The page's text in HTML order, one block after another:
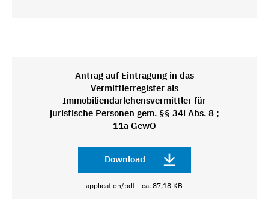
Antrag auf Eintragung in das
Vermittlerregister als
Immobiliendarlehensvermittler für
juristische Personen gem. §§ 34i Abs. 8 ;
11a GewO
Download
application/pdf - ca. 87,18 KB